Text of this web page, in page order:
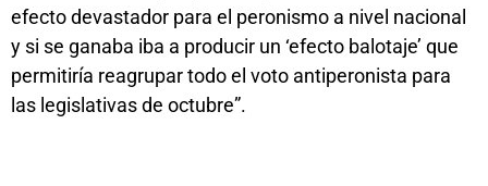
efecto devastador para el peronismo a nivel nacional
y si se ganaba iba a producir un ‘efecto balotaje’ que
permitiría reagrupar todo el voto antiperonista para
las legislativas de octubre”.